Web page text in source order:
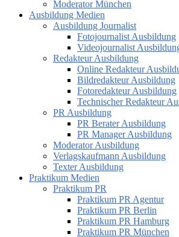
Moderator München
Ausbildung Medien
Ausbildung Journalist
Fotojournalist Ausbildung
Videojournalist
Redakteur Ausbildung
Online Redakteur
Bildredakteur Ausbildung
Fotoredakteur Ausbildung
Technischer Redakteur
PR Ausbildung
PR Berater Ausbildung
PR Manager Ausbildung
Moderator Ausbildung
Verlagskaufmann Ausbildung
Texter Ausbildung
Praktikum Medien
Praktikum PR
Praktikum PR Agentur
Praktikum PR Berlin
Praktikum PR Hamburg
Praktikum PR München